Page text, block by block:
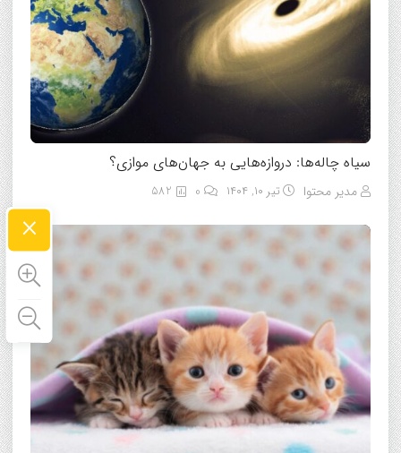
سیاه چاله‌ها: دروازه‌هایی به جهان‌های موازی؟
مدیر محتوا تیر ۱۰, ۱۴۰۴ 582
×